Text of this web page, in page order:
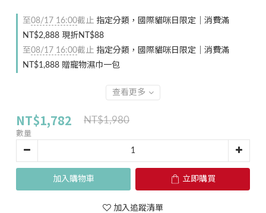
至08/17 16:00截止 指定分類，國際貓咪日限定｜消費滿
NT$2,888 現折NT$88
至08/17 16:00截止 指定分類，國際貓咪日限定｜消費滿
NT$1,888 贈寵物濕巾一包
查看更多
NT$1,782 NT$1,980
數量
加入購物車 立即購買
加入追蹤清單